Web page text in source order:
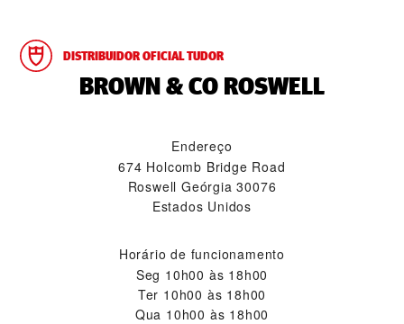
DISTRIBUIDOR OFICIAL TUDOR
‭BROWN & CO ROSWELL‬
Endereço
674 Holcomb Bridge Road
Roswell Geórgia 30076
Estados Unidos
Horário de funcionamento
Seg 10h00 às 18h00
Ter 10h00 às 18h00
Qua 10h00 às 18h00